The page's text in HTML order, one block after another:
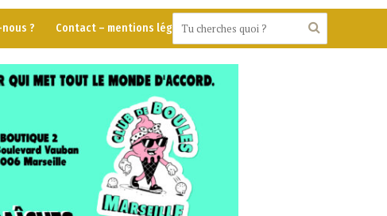
? Contact – mentions légales